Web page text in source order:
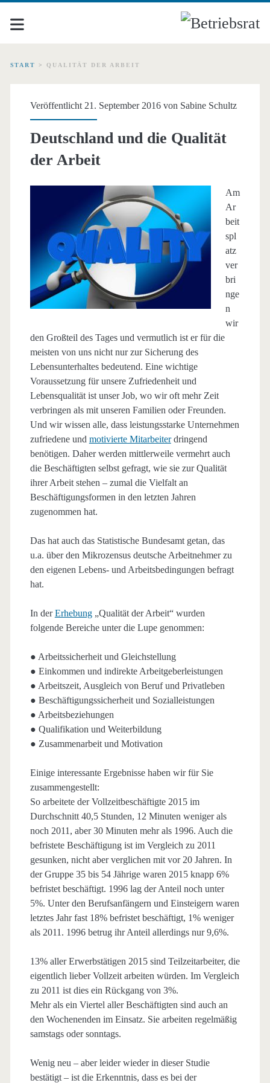
START > QUALITÄT DER ARBEIT
Schlagwort:
<span>Qualität
der
Arbeit</span>
Veröffentlicht 21. September 2016 von Sabine Schultz
Deutschland und die Qualität
der Arbeit
Am
Ar
beit
spl
atz
ver
bri
nge
n
wir
den Großteil des Tages und vermutlich ist er für die
meisten von uns nicht nur zur Sicherung des
Lebensunterhaltes bedeutend. Eine wichtige
Voraussetzung für unsere Zufriedenheit und
Lebensqualität ist unser Job, wo wir oft mehr Zeit
verbringen als mit unseren Familien oder Freunden.
Und wir wissen alle, dass leistungsstarke Unternehmen
zufriedene und motivierte Mitarbeiterdringend
benötigen. Daher werden mittlerweile vermehrt auch
die Beschäftigten selbst gefragt, wie sie zur Qualität
ihrer Arbeit stehen – zumal die Vielfalt an
Beschäftigungsformen in den letzten Jahren
zugenommen hat.
Das hat auch das Statistische Bundesamt getan, das
u.a. über den Mikrozensus deutsche Arbeitnehmer zu
den eigenen Lebens- und Arbeitsbedingungen befragt
hat.
In derErhebung„Qualität der Arbeit“ wurden
folgende Bereiche unter die Lupe genommen:
● Arbeitssicherheit und Gleichstellung
● Einkommen und indirekte Arbeitgeberleistungen
● Arbeitszeit, Ausgleich von Beruf und Privatleben
● Beschäftigungssicherheit und Sozialleistungen
● Arbeitsbeziehungen
● Qualifikation und Weiterbildung
● Zusammenarbeit und Motivation
Einige interessante Ergebnisse haben wir für Sie
zusammengestellt:
So arbeitete der Vollzeitbeschäftigte 2015 im
Durchschnitt 40,5 Stunden, 12 Minuten weniger als
noch 2011, aber 30 Minuten mehr als 1996. Auch die
befristete Beschäftigung ist im Vergleich zu 2011
gesunken, nicht aber verglichen mit vor 20 Jahren. In
der Gruppe 35 bis 54 Jährige waren 2015 knapp 6%
befristet beschäftigt. 1996 lag der Anteil noch unter
5%. Unter den Berufsanfängern und Einsteigern waren
letztes Jahr fast 18% befristet beschäftigt, 1% weniger
als 2011. 1996 betrug ihr Anteil allerdings nur 9,6%.
13% aller Erwerbstätigen 2015 sind Teilzeitarbeiter, die
eigentlich lieber Vollzeit arbeiten würden. Im Vergleich
zu 2011 ist dies ein Rückgang von 3%.
Mehr als ein Viertel aller Beschäftigten sind auch an
den Wochenenden im Einsatz. Sie arbeiten regelmäßig
samstags oder sonntags.
Wenig neu – aber leider wieder in dieser Studie
bestätigt – ist die Erkenntnis, dass es bei der